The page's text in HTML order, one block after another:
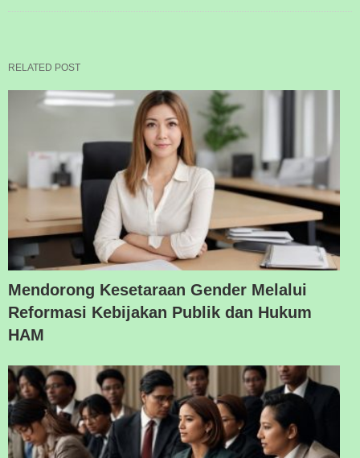
RELATED POST
Mendorong Kesetaraan Gender Melalui
Reformasi Kebijakan Publik dan Hukum
HAM